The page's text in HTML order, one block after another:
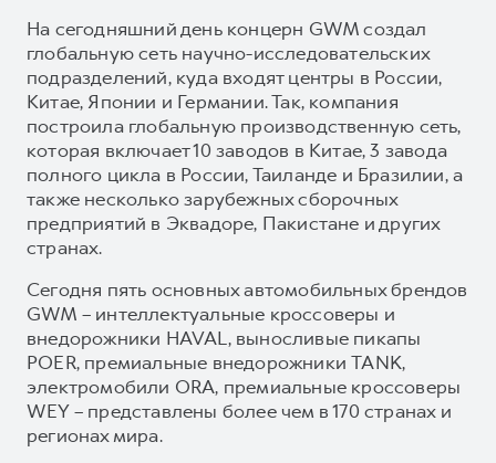
На сегодняшний день концерн GWM создал
глобальную сеть научно-исследовательских
подразделений, куда входят центры в России,
Китае, Японии и Германии. Так, компания
построила глобальную производственную сеть,
которая включает 10 заводов в Китае, 3 завода
полного цикла в России, Таиланде и Бразилии, а
также несколько зарубежных сборочных
предприятий в Эквадоре, Пакистане и других
странах.
Сегодня пять основных автомобильных брендов
GWM – интеллектуальные кроссоверы и
внедорожники HAVAL, выносливые пикапы
POER, премиальные внедорожники TANK,
электромобили ORA, премиальные кроссоверы
WEY – представлены более чем в 170 странах и
регионах мира.